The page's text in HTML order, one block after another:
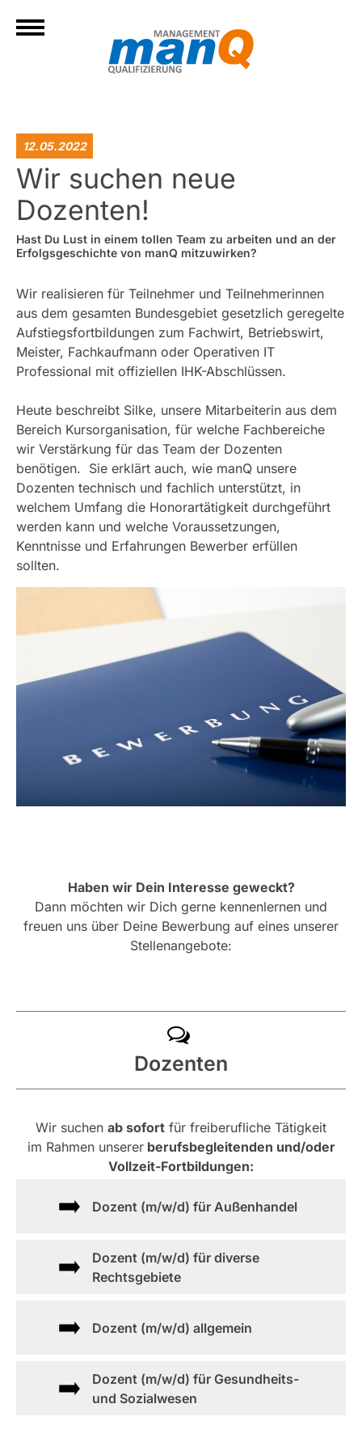
12.05.2022
Wir suchen neue
Dozenten!
Hast Du Lust in einem tollen Team zu arbeiten und an der
Erfolgsgeschichte von manQ mitzuwirken?
Wir realisieren für Teilnehmer und Teilnehmerinnen
aus dem gesamten Bundesgebiet gesetzlich geregelte
Aufstiegsfortbildungen zum Fachwirt, Betriebswirt,
Meister, Fachkaufmann oder Operativen IT
Professional mit offiziellen IHK-Abschlüssen.
Heute beschreibt Silke, unsere Mitarbeiterin aus dem
Bereich Kursorganisation, für welche Fachbereiche
wir Verstärkung für das Team der Dozenten
benötigen. Sie erklärt auch, wie manQ unsere
Dozenten technisch und fachlich unterstützt, in
welchem Umfang die Honorartätigkeit durchgeführt
werden kann und welche Voraussetzungen,
Kenntnisse und Erfahrungen Bewerber erfüllen
sollten.
Haben wir Dein Interesse geweckt?
Dann möchten wir Dich gerne kennenlernen und
freuen uns über Deine Bewerbung auf eines unserer
Stellenangebote:
Dozenten
Wir suchen ab sofort für freiberufliche Tätigkeit
im Rahmen unsererberufsbegleitenden und/oder
Vollzeit-Fortbildungen:
Dozent (m/w/d) für Außenhandel
Dozent (m/w/d) für diverse
Rechtsgebiete
Dozent (m/w/d) allgemein
Dozent (m/w/d) für Gesundheits-
und Sozialwesen